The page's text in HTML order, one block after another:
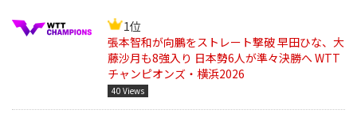
1位
張本智和が向鵬をストレート撃破 早田ひな、大
藤沙月も8強入り 日本勢6人が準々決勝へ WTT
チャンピオンズ・横浜2026
40 Views